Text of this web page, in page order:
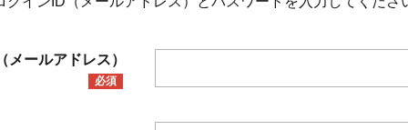
メールアドレス）
必須